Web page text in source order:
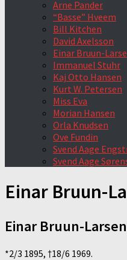
Arne Pander
“Basse” Hveem
Bill Kitchen
David Axelsson
Einar Bruun-
Immanuel Stuhr
Kaj Otto Hansen
Kurt W. Petersen
Miss Eva
Morian Hansen
Orla Knudsen
Ove Fundin
Svend Aage
Svend Aage
Einar Bruun-
Einar Bruun-Larsen
*2/3 1895, †18/6 1969.